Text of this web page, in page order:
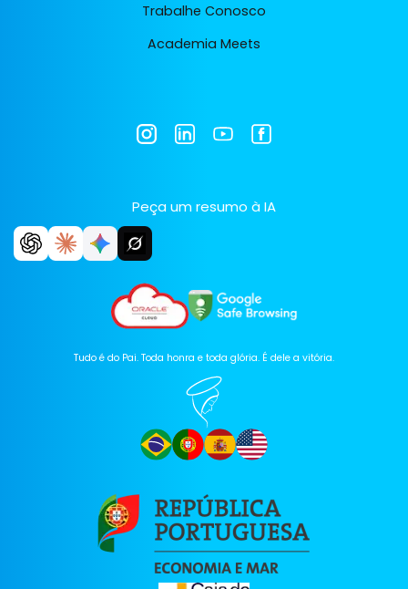
Trabalhe Conosco
Academia Meets
Peça um resumo à IA
Tudo é do Pai. Toda honra e toda glória. É dele a vitória.